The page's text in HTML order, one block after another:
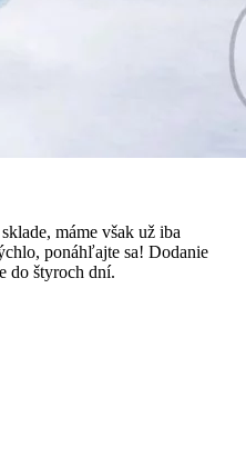
máme však už iba
ponáhľajte sa! Dodanie
do štyroch dní.